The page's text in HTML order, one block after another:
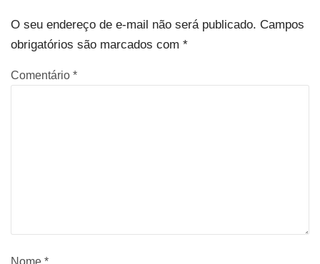
O seu endereço de e-mail não será publicado. Campos
obrigatórios são marcados com *
Comentário *
Nome *